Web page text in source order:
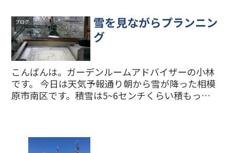
って地面を平らにしていきます。 入口がスッキリ
しましたね。こ...
ブログ
雪を見ながらプランニン
グ
こんばんは。ガーデンルームアドバイザーの小林
です。 今日は天気予報通り朝から雪が降った相模
原市南区です。積雪は5~6センチくらい積もった